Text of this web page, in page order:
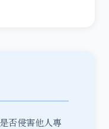
否侵害他人專